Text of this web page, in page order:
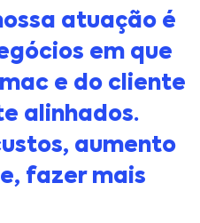
atuação é
em que
e do cliente
alinhados.
aumento
fazer mais